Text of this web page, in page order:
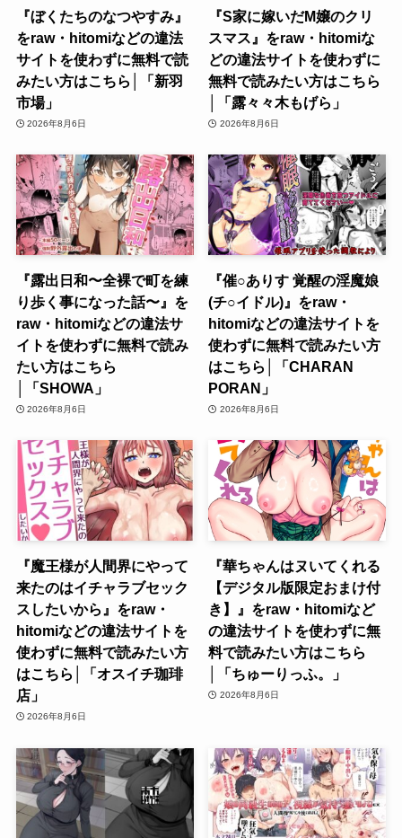
『ぼくたちのなつやすみ』
をraw・hitomiなどの違法
サイトを使わずに無料で読
みたい方はこちら│「新羽
市場」
2026年8月6日
『S家に嫁いだM嬢のクリ
スマス』をraw・hitomiな
どの違法サイトを使わずに
無料で読みたい方はこちら
│「露々々木もげら」
2026年8月6日
『露出日和〜全裸で町を練
り歩く事になった話〜』を
raw・hitomiなどの違法サ
イトを使わずに無料で読み
たい方はこちら
│「SHOWA」
2026年8月6日
『催○ありす 覚醒の淫魔娘
(チ○イドル)』をraw・
hitomiなどの違法サイトを
使わずに無料で読みたい方
はこちら│「CHARAN
PORAN」
2026年8月6日
『魔王様が人間界にやって
来たのはイチャラブセック
スしたいから』をraw・
hitomiなどの違法サイトを
使わずに無料で読みたい方
はこちら│「オスイチ珈琲
店」
2026年8月6日
『華ちゃんはヌいてくれる
【デジタル版限定おまけ付
き】』をraw・hitomiなど
の違法サイトを使わずに無
料で読みたい方はこちら
│「ちゅーりっふ。」
2026年8月6日